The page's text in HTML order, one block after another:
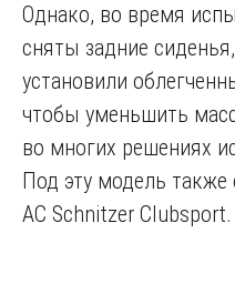
Однако, во время
сняты задние
установили
чтобы уменьшить
во многих решениях
Под эту модель также
AC Schnitzer Clubsport.